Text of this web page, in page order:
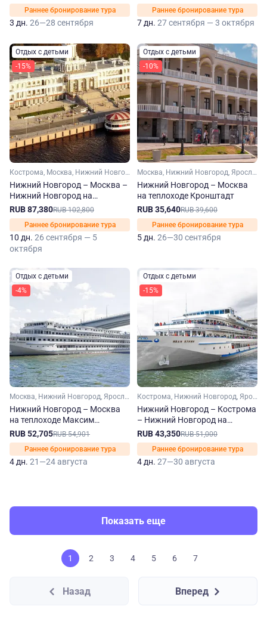
Раннее бронирование тура
3 дн. 26—28 сентября
Раннее бронирование тура
7 дн. 27 сентября — 3 октября
Отдых с детьми
-15%
Кострома, Москва, Нижний Новгород, Ярославль, Углич, Калязин, Плес, Кинешма, Мышкин, Городец
Нижний Новгород – Москва –
Нижний Новгород на
теплоходе Кронштадт
RUB 87,380RUB 102,800
Раннее бронирование тура
10 дн. 26 сентября — 5
октября
Отдых с детьми
-10%
Москва, Нижний Новгород, Ярославль, Плес, Кинешма, Мышкин, Городец
Нижний Новгород – Москва
на теплоходе Кронштадт
RUB 35,640RUB 39,600
Раннее бронирование тура
5 дн. 26—30 сентября
Отдых с детьми
-4%
Москва, Нижний Новгород, Ярославль, Углич, Городец
Нижний Новгород – Москва
на теплоходе Максим
Литвинов
RUB 52,705RUB 54,901
Раннее бронирование тура
4 дн. 21—24 августа
Отдых с детьми
-15%
Кострома, Нижний Новгород, Ярославль, Плес, Городец, Юрьевец
Нижний Новгород – Кострома
– Нижний Новгород на
теплоходе Иван Бунин
RUB 43,350RUB 51,000
Раннее бронирование тура
4 дн. 27—30 августа
Показать еще
1 2 3 4 5 6 7
Назад Вперед